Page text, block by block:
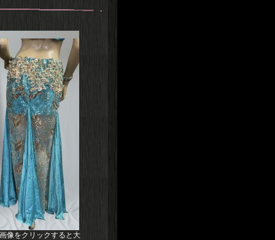
像をクリックすると大